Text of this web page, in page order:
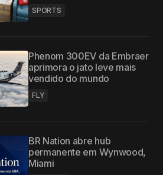
SPORTS
Phenom 300EV da Embraer
aprimora o jato leve mais
vendido do mundo
FLY
BR Nation abre hub
permanente em Wynwood,
Miami